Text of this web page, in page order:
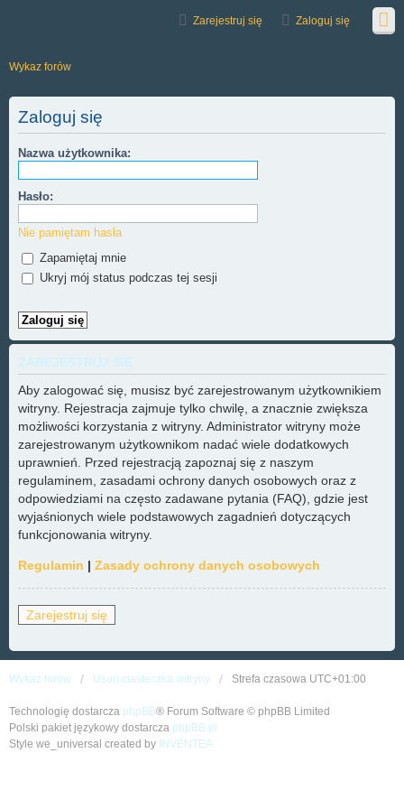
Zaloguj się
Zarejestruj się
Wykaz forów
Zaloguj się
Nazwa użytkownika:
Hasło:
Nie pamiętam hasła
Zapamiętaj mnie
Ukryj mój status podczas tej sesji
ZAREJESTRUJ SIĘ
Aby zalogować się, musisz być zarejestrowanym użytkownikiem
witryny. Rejestracja zajmuje tylko chwilę, a znacznie zwiększa
możliwości korzystania z witryny. Administrator witryny może
zarejestrowanym użytkownikom nadać wiele dodatkowych
uprawnień. Przed rejestracją zapoznaj się z naszym
regulaminem, zasadami ochrony danych osobowych oraz z
odpowiedziami na często zadawane pytania (FAQ), gdzie jest
wyjaśnionych wiele podstawowych zagadnień dotyczących
funkcjonowania witryny.
Regulamin | Zasady ochrony danych osobowych
Zarejestruj się
Wykaz forów Usuń ciasteczka witryny Strefa czasowa UTC+01:00
Technologię dostarcza phpBB® Forum Software © phpBB Limited
Polski pakiet językowy dostarcza phpBB.pl
Style we_universal created by INVENTEA